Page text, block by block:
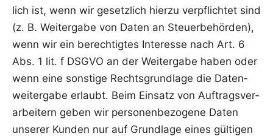
lich ist, wenn wir gesetz­lich hier­zu ver­pflich­tet sind
(z. B. Wei­ter­ga­be von Daten an Steu­er­be­hör­den),
wenn wir ein berech­tig­tes Inter­es­se nach Art. 6
Abs. 1 lit. f DSGVO an der Wei­ter­ga­be haben oder
wenn eine sons­ti­ge Rechts­grund­la­ge die Daten­
wei­ter­ga­be erlaubt. Beim Ein­satz von Auf­trags­ver­
ar­bei­tern geben wir per­so­nen­be­zo­ge­ne Daten
unse­rer Kun­den nur auf Grund­la­ge eines gül­ti­gen